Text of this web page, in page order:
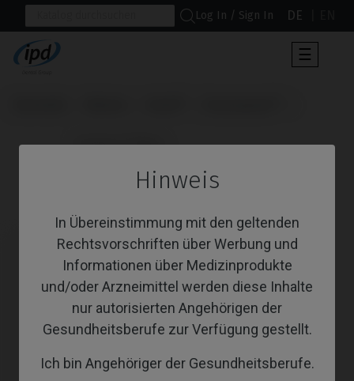
Hinweis
In Übereinstimmung mit den geltenden
Rechtsvorschriften über Werbung und
Informationen über Medizinprodukte
und/oder Arzneimittel werden diese Inhalte
nur autorisierten Angehörigen der
Gesundheitsberufe zur Verfügung gestellt.
Ich bin Angehöriger der Gesundheitsberufe.
Log In / Sign In DE
der
☰
                      Custom Ti-Base